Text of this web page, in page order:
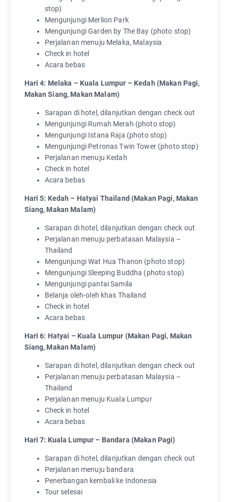
stop)
Mengunjungi Merlion Park
Mengunjungi Garden by The Bay (photo stop)
Perjalanan menuju Melaka, Malaysia
Check in hotel
Acara bebas
Hari 4: Melaka – Kuala Lumpur – Kedah (Makan Pagi,
Makan Siang, Makan Malam)
Sarapan di hotel, dilanjutkan dengan check out
Mengunjungi Rumah Merah (photo stop)
Mengunjungi Istana Raja (photo stop)
Mengunjungi Petronas Twin Tower (photo stop)
Perjalanan menuju Kedah
Check in hotel
Acara bebas
Hari 5: Kedah – Hatyai Thailand (Makan Pagi, Makan
Siang, Makan Malam)
Sarapan di hotel, dilanjutkan dengan check out
Perjalanan menuju perbatasan Malaysia –
Thailand
Mengunjungi Wat Hua Thanon (photo stop)
Mengunjungi Sleeping Buddha (photo stop)
Mengunjungi pantai Samila
Belanja oleh-oleh khas Thailand
Check in hotel
Acara bebas
Hari 6: Hatyai – Kuala Lumpur (Makan Pagi, Makan
Siang, Makan Malam)
Sarapan di hotel, dilanjutkan dengan check out
Perjalanan menuju perbatasan Malaysia –
Thailand
Perjalanan menuju Kuala Lumpur
Check in hotel
Acara bebas
Hari 7: Kuala Lumpur – Bandara (Makan Pagi)
Sarapan di hotel, dilanjutkan dengan check out
Perjalanan menuju bandara
Penerbangan kembali ke Indonesia
Tour selesai